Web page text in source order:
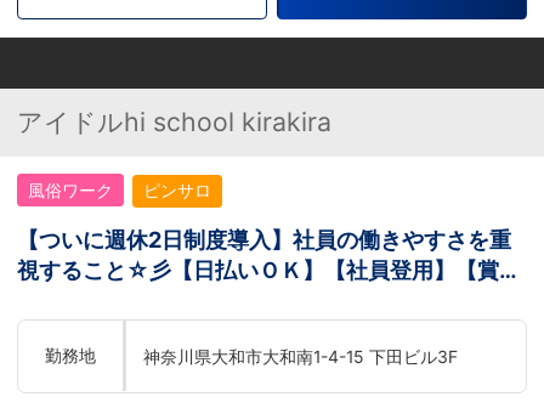
アイドルhi school kirakira
風俗ワーク ピンサロ
【ついに週休2日制度導入】社員の働きやすさを重
視すること☆彡【日払いＯＫ】【社員登用】【賞与
勤務地 神奈川県大和市大和南1-4-15 下田ビル3F